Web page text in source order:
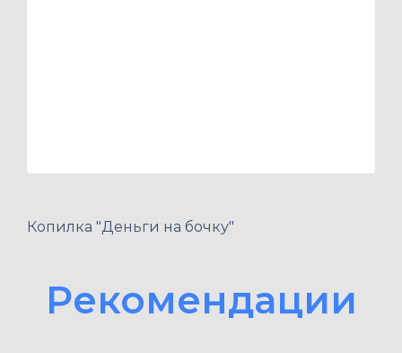
Копилка "Деньги на бочку"
Рекомендации